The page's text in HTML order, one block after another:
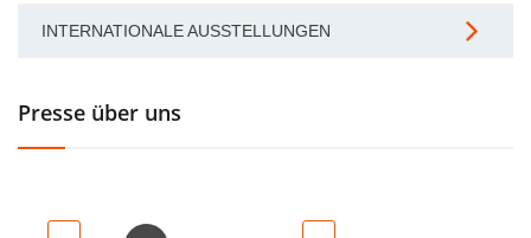
INTERNATIONALE AUSSTELLUNGEN
Presse über uns